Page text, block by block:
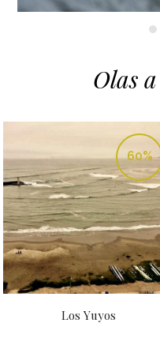
Olas a
60%
Los Yuyos